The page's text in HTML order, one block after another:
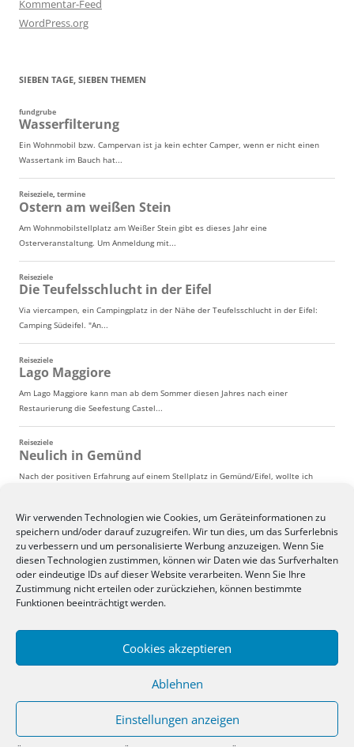
Wir verwenden Technologien wie Cookies, um Geräteinformationen zu
speichern und/oder darauf zuzugreifen. Wir tun dies, um das Surferlebnis
zu verbessern und um personalisierte Werbung anzuzeigen. Wenn Sie
diesen Technologien zustimmen, können wir Daten wie das Surfverhalten
oder eindeutige IDs auf dieser Website verarbeiten. Wenn Sie Ihre
Zustimmung nicht erteilen oder zurückziehen, können bestimmte
Funktionen beeinträchtigt werden.
Cookies akzeptieren
Ablehnen
Einstellungen anzeigen
Kommentar-Feed
WordPress.org
SIEBEN TAGE, SIEBEN THEMEN